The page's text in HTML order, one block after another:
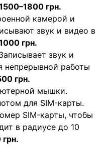
грн.
камерой и
звук и видео в
грн.
звук и
непрерывной работы
грн.
мышки.
для SIM-карты.
SIM-карты, чтобы
в радиусе до 10